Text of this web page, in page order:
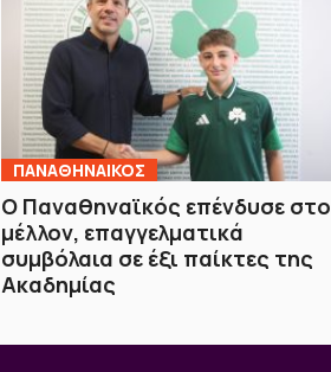
ΠΑΝΑΘΗΝΑΙΚΟΣ
Ο Παναθηναϊκός επένδυσε στο
μέλλον, επαγγελματικά
συμβόλαια σε έξι παίκτες της
Ακαδημίας